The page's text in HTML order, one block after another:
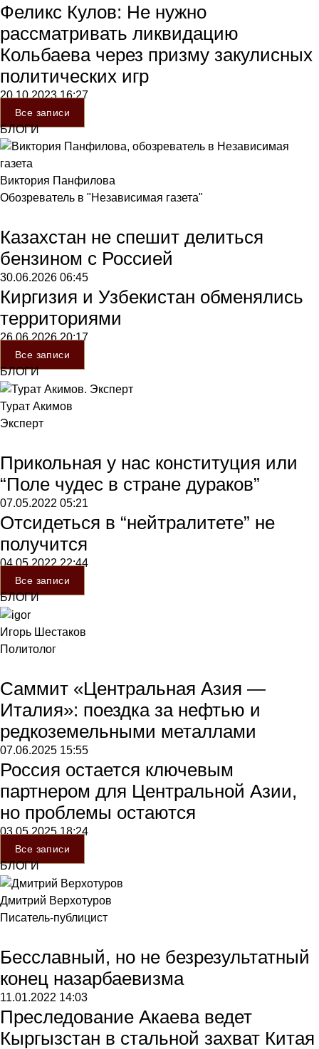
Феликс Кулов: Не нужно
рассматривать ликвидацию
Кольбаева через призму закулисных
политических игр
20.10.202316:27
Все записи
БЛОГИ
Виктория Панфилова
Обозреватель в "Независимая газета"
Казахстан не спешит делиться
бензином с Россией
30.06.2026 06:45
Киргизия и Узбекистан обменялись
территориями
26.06.202620:17
Все записи
БЛОГИ
Турат Акимов
Эксперт
Прикольная у нас конституция или
“Поле чудес в стране дураков”
07.05.2022 05:21
Отсидеться в “нейтралитете” не
получится
04.05.202222:44
Все записи
БЛОГИ
Игорь Шестаков
Политолог
Саммит «Центральная Азия —
Италия»: поездка за нефтью и
редкоземельными металлами
07.06.2025 15:55
Россия остается ключевым
партнером для Центральной Азии,
но проблемы остаются
03.05.202518:24
Все записи
БЛОГИ
Дмитрий Верхотуров
Писатель-публицист
Бесславный, но не безрезультатный
конец назарбаевизма
11.01.2022 14:03
Преследование Акаева ведет
Кыргызстан в стальной захват Китая